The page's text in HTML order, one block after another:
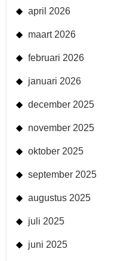
april 2026
maart 2026
februari 2026
januari 2026
december 2025
november 2025
oktober 2025
september 2025
augustus 2025
juli 2025
juni 2025